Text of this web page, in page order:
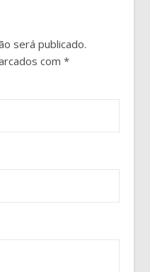
será publicado.
com *